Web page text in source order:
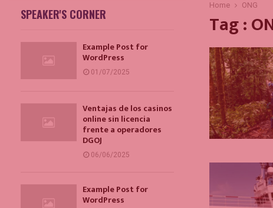
Home ONG
Tag :
SPEAKER'S CORNER
Example Post for
WordPress
01/07/2025
Ventajas de los casinos
online sin licencia
frente a operadores
DGOJ
06/06/2025
Example Post for
WordPress